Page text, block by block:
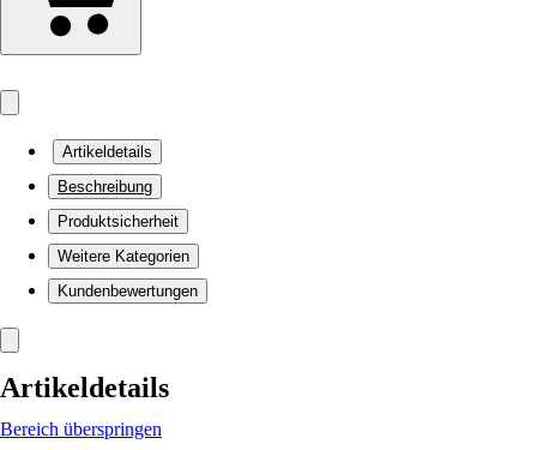
Artikeldetails
Beschreibung
Produktsicherheit
Weitere Kategorien
Kundenbewertungen
Artikeldetails
Bereich überspringen